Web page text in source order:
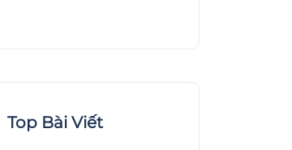
Top Bài Viết